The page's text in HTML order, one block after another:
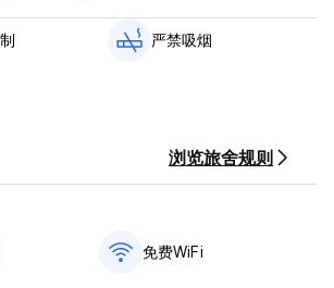
马很美丽，观光很棒。但是食物呢？一家高
萨饼店和两家美味的咖啡馆就位于隔壁。该
萨饼店、酒吧和冰淇淋店距离酒店仅几步之
们将非常乐意为您解答，让您远离旅游陷
-----------------
午 10:30）
严禁吸烟
浏览旅舍规则
免费WiFi